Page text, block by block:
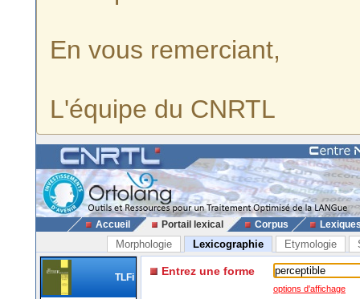
En vous remerciant,
L'équipe du CNRTL
Accueil Portail lexical Corpus
Morphologie Lexicographie Etymologie
TLFi Entrez une forme
options d'affichage